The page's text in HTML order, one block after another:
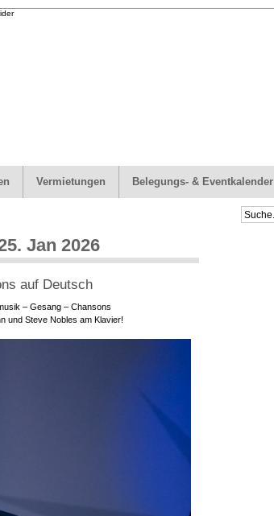
Vermietungen Belegungs- & Eventkalender
Jan 2026
auf Deutsch
– Gesang – Chansons
und Steve Nobles am Klavier!